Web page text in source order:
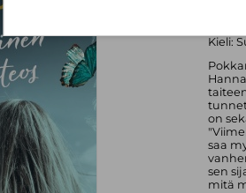
Kieli:
on
saa
sen
mitä